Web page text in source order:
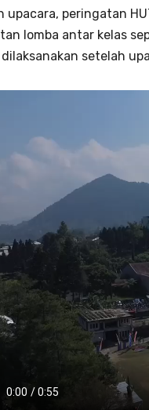
upacara, peringatan
lomba antar kelas
setelah